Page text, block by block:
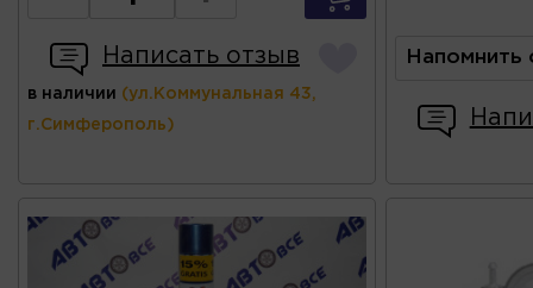
Написать отзыв
в наличии (ул.Коммунальная 43,
г.Симферополь)
Напомнить